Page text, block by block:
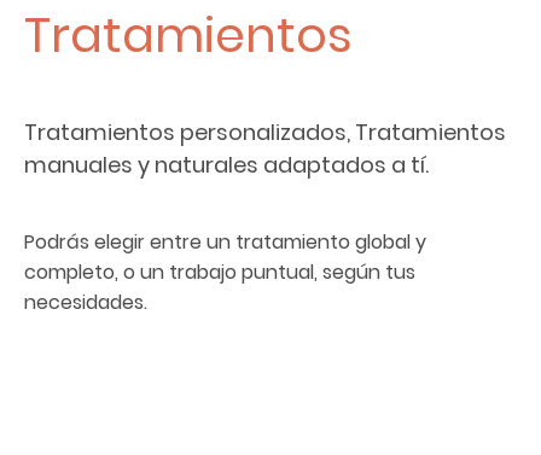
Tratamientos
Tratamientos personalizados, Tratamientos
manuales y naturales adaptados a tí.
Podrás elegir entre un tratamiento global y
completo, o un trabajo puntual, según tus
necesidades.